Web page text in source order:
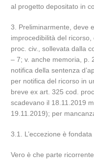
al progetto depositato in
3. Preliminarmente, deve
improcedibilità del
proc. civ., sollevata dalla
– 7; v. anche memoria, p.
notifica della sentenza
per notifica del ricorso in
breve ex art. 325 cod.
scadevano il 18.11.2019
19.11.2019); per
3.1. L’eccezione è
Vero è che parte